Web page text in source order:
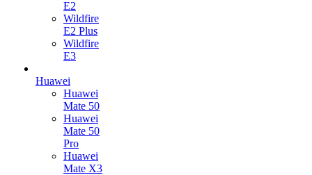
E2
Wildfire
E2 Plus
Wildfire
E3
Huawei
Huawei
Mate 50
Huawei
Mate 50
Pro
Huawei
Mate X3